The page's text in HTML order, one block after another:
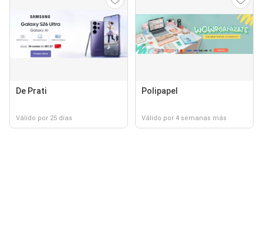
De Prati
Válido por 25 días
Polipapel
Válido por 4 semanas más